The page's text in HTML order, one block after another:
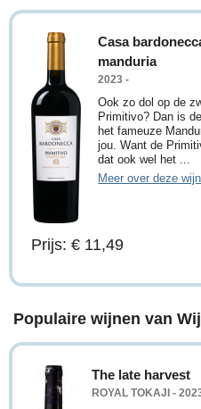
Casa
manduria
2023 -
Ook zo dol op de
Primitivo? Dan is
het fameuze
jou. Want de
dat ook wel het ...
Meer over deze wijn
Prijs: € 11,49
Populaire wijnen van
The late harvest
ROYAL TOKAJI -